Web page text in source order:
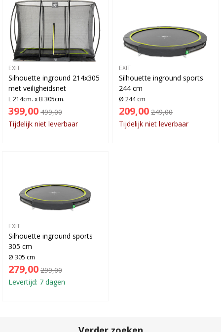
EXIT
Silhouette inground 214x305
met veiligheidsnet
L 214cm. x B 305cm.
399,00 499,00
Tijdelijk niet leverbaar
EXIT
Silhouette inground sports
244 cm
Ø 244 cm
209,00 249,00
Tijdelijk niet leverbaar
EXIT
Silhouette inground sports
305 cm
Ø 305 cm
279,00 299,00
Levertijd: 7 dagen